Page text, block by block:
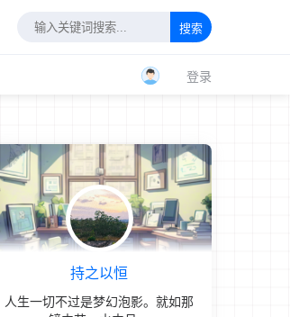
搜索
登录
持之以恒
人生一切不过是梦幻泡影。就如那